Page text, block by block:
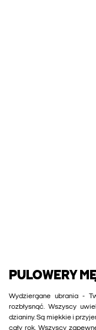
PULOWERY
Wydziergane ubrania -
rozbłysnąć. Wszyscy
dzianiny. Są miękkie i
cały rok. Wszyscy